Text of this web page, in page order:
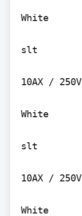
White
slt
10AX / 250V
White
slt
10AX / 250V
White